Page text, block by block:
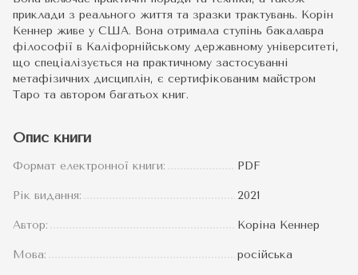
приклади з реального життя та зразки трактувань. Корін
Кеннер живе у США. Вона отримала ступінь бакалавра
філософії в Каліфорнійському державному університеті,
що спеціалізується на практичному застосуванні
метафізичних дисциплін, є сертифікованим майстром
Таро та автором багатьох книг.
Опис книги
Формат електронної книги: PDF
Рік видання: 2021
Автор: Коріна Кеннер
Мова: російська